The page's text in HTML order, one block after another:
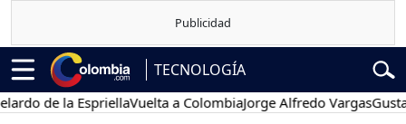
TECNOLOGÍA
de la EspriellaVuelta a ColombiaJorge Alfredo VargasGustavo